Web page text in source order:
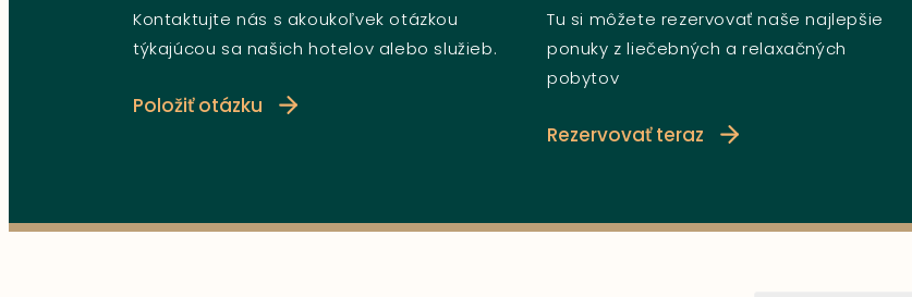
Kontaktujte nás s akoukoľvek otázkou
týkajúcou sa našich hotelov alebo služieb.
Položiť otázku
Tu si môžete rezervovať naše najlepšie
ponuky z liečebných a relaxačných
pobytov
Rezervovať teraz